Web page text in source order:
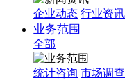
企业动态 行业资讯
业务范围
全部
统计咨询 市场调查